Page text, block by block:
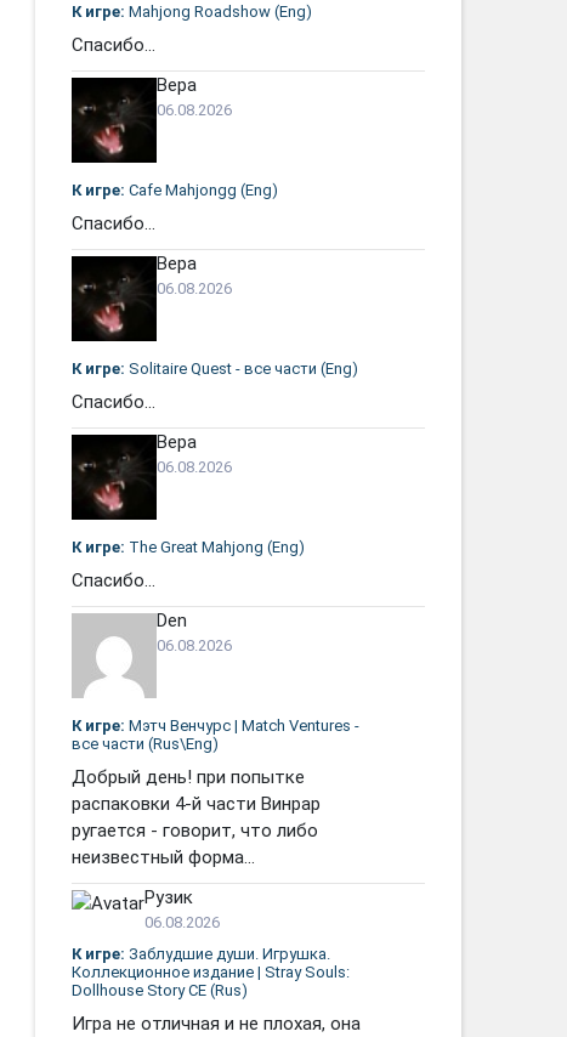
К игре: Mahjong Roadshow (Eng)
Спасибо...
Вера
06.08.2026
К игре: Cafe Mahjongg (Eng)
Спасибо...
Вера
06.08.2026
К игре: Solitaire Quest - все части (Eng)
Спасибо...
Вера
06.08.2026
К игре: The Great Mahjong (Eng)
Спасибо...
Den
06.08.2026
К игре: Мэтч Венчурс | Match Ventures -
все части (Rus\Eng)
Добрый день! при попытке
распаковки 4-й части Винрар
ругается - говорит, что либо
неизвестный форма...
Рузик
06.08.2026
К игре: Заблудшие души. Игрушка.
Коллекционное издание | Stray Souls:
Dollhouse Story CE (Rus)
Игра не отличная и не плохая, она